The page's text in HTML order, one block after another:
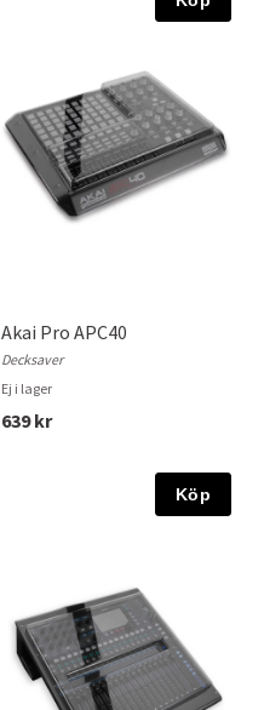
Akai Pro APC40
Decksaver
Ej i lager
639 kr
Köp